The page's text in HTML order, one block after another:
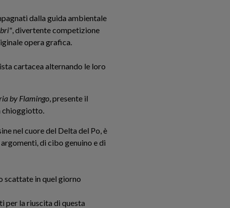
dalla guida ambientale
, divertente competizione
opera grafica.
cartacea alternando le loro
by Flamingo, presente il
chioggiotto.
nel cuore del Delta del Po, è
di cibo genuino e di
scattate in quel giorno
per la riuscita di questa